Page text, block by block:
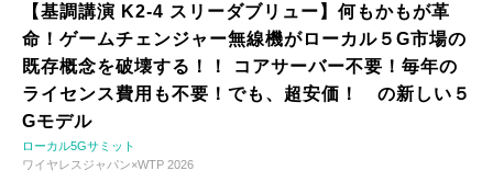
【基調講演 K2-4 スリーダブリュー】何もかもが革
命！ゲームチェンジャー無線機がローカル５G市場の
既存概念を破壊する！！ コアサーバー不要！毎年の
ライセンス費用も不要！でも、超安価！ の新しい５
Gモデル
ローカル5Gサミット
ワイヤレスジャパン×WTP 2026